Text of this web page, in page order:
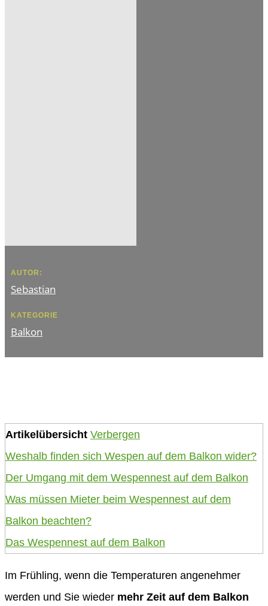
AUTOR:
Sebastian
KATEGORIE
Balkon
Artikelübersicht Verbergen
Weshalb finden sich Wespen auf dem Balkon wider?
Der Umgang mit dem Wespennest auf dem Balkon
Was müssen Mieter beim Wespennest auf dem
Balkon beachten?
Das Wespennest auf dem Balkon
Im Frühling, wenn die Temperaturen angenehmer
werden und Sie wieder mehr Zeit auf dem Balkon